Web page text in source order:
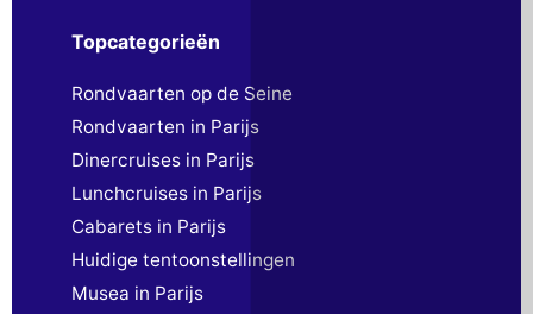
Topcategorieën
Rondvaarten op de Seine
Rondvaarten in Parijs
Dinercruises in Parijs
Lunchcruises in Parijs
Cabarets in Parijs
Huidige tentoonstellingen
Musea in Parijs